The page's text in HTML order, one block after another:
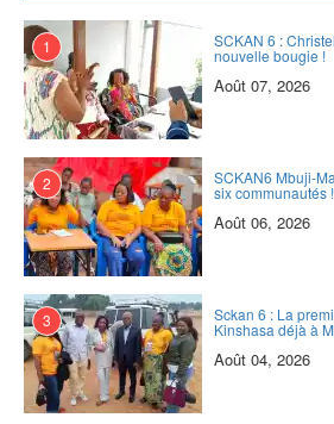
1 SCKAN 6 :
nouvelle bougie !
Août 07, 2026
2 SCKAN6 Mbuji-
six communautés !
Août 06, 2026
3 Sckan 6 : ‎La
Kinshasa déjà à
Août 04, 2026